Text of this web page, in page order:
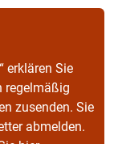
erklären Sie
regelmäßig
zusenden. Sie
abmelden.